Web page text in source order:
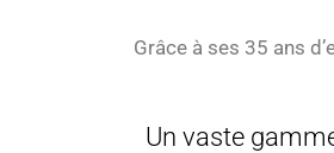
Grâce à ses 35 ans
Un vaste